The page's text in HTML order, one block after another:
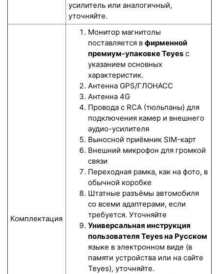
усилитель или аналогичный,
уточняйте.
Комплектация
Монитор магнитолы
поставляется в фирменной
премиум-упаковке Teyes с
указанием основных
характеристик.
Антенна GPS/ГЛОНАСС
Антенна 4G
Провода с RCA (тюльпаны) для
подключения камер и внешнего
аудио-усилителя
Выносной приёмник SIM-карт
Внешний микрофон для громкой
связи
Переходная рамка, как на фото, в
обычной коробке
Штатные разъёмы автомобиля
со всеми адаптерами, если
требуется. Уточняйте
Универсальная инструкция
пользователя Teyes на Русском
языке в электронном виде (в
памяти устройства или на сайте
Teyes), уточняйте.